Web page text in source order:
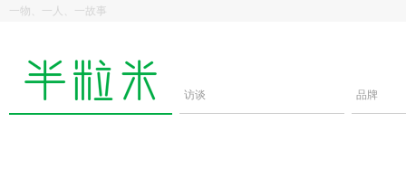
一物、一人、一故事
访谈 品牌